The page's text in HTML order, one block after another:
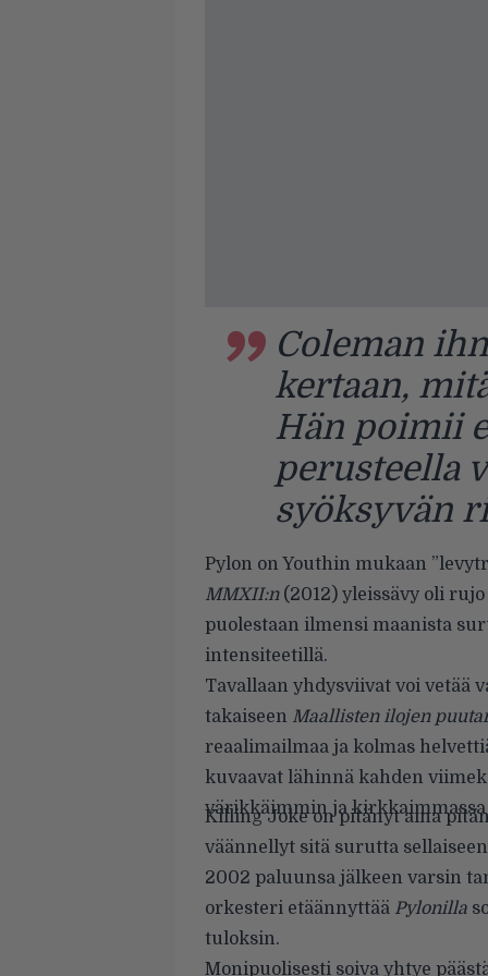
Coleman
kertaan,
Hän poimii
perusteella
syöksyvän
Pylon on Youthin mukaan
MMXII:n(2012) yleissävy oli
puolestaan ilmensi maanista
intensiteetillä.
Tavallaan yhdysviivat voi vetää
takaiseen Maallisten ilojen
reaalimailmaa ja kolmas
kuvaavat lähinnä kahden
värikkäimmin ja kirkkaimmassa
Killing Joke on pitänyt aina
väännellyt sitä surutta
2002 paluunsa jälkeen varsin
orkesteri etäännyttää Pylonilla
tuloksin.
Monipuolisesti soiva yhtye